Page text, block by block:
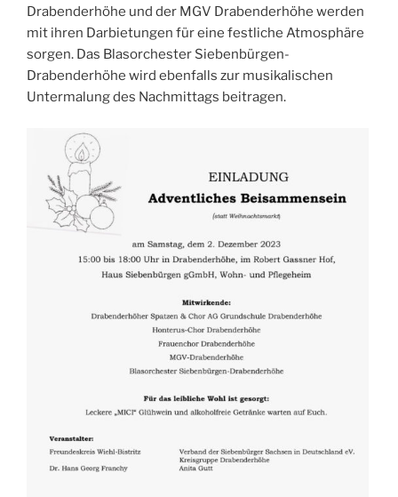
Drabenderhöhe und der MGV Drabenderhöhe werden
mit ihren Darbietungen für eine festliche Atmosphäre
sorgen. Das Blasorchester Siebenbürgen-
Drabenderhöhe wird ebenfalls zur musikalischen
Untermalung des Nachmittags beitragen.